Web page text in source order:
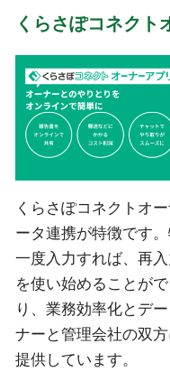
くらさぽコネクト
くらさぽコネクトオ
ータ連携が特徴です
一度入力すれば、再
を使い始めることが
り、業務効率化とデ
ナーと管理会社の双
提供しています。